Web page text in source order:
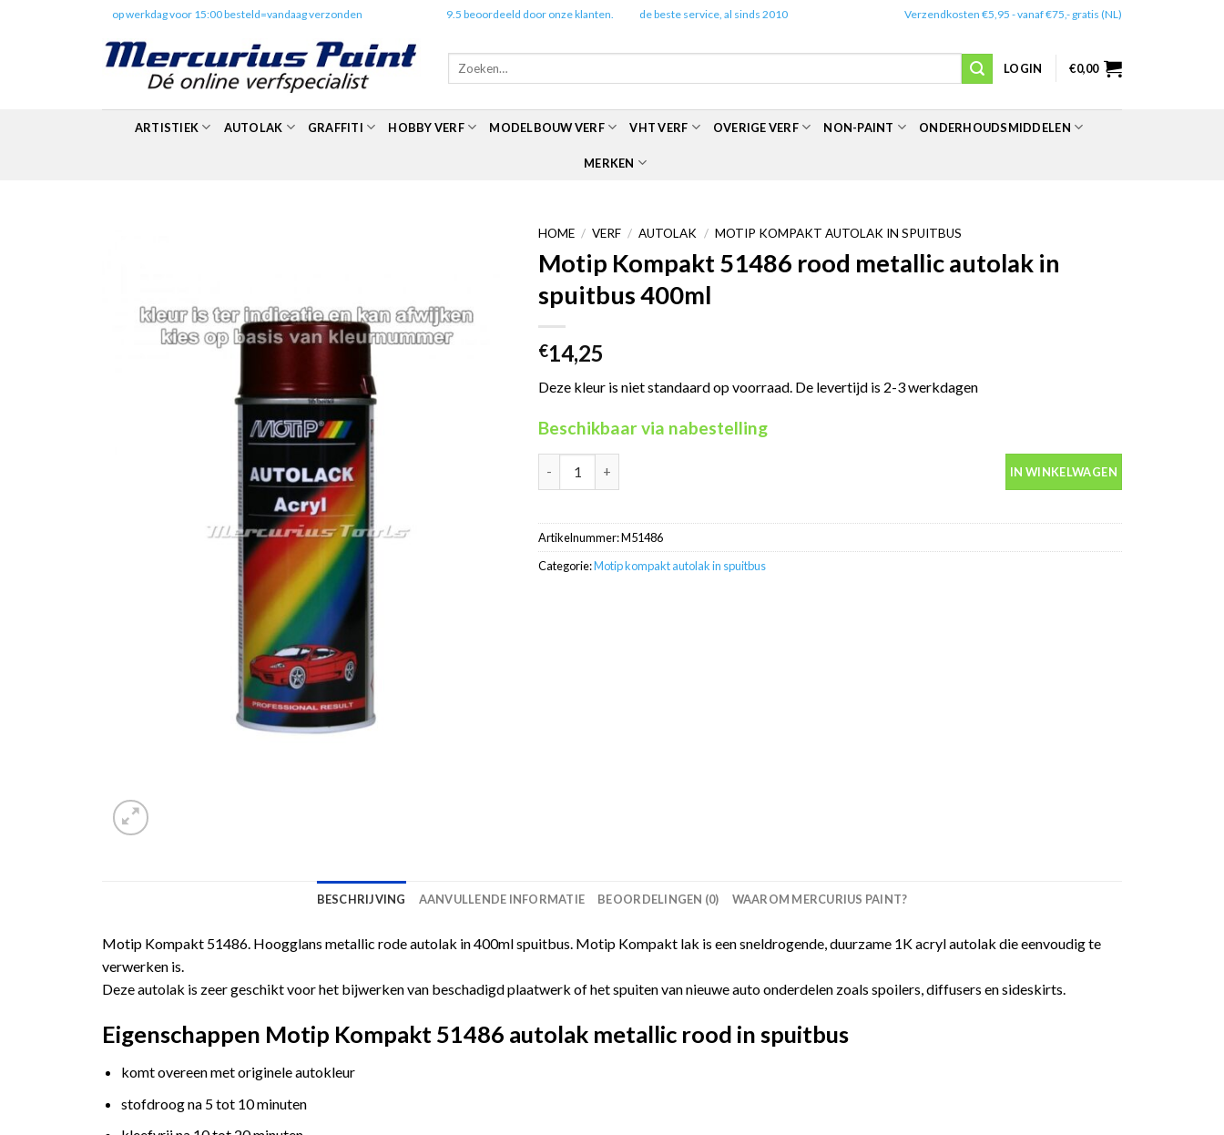
op werkdag voor 15:00 besteld=vandaag verzonden 9.5 beoordeeld door onze klanten. de beste service, al sinds 2010 Verzendkosten €5,95 - vanaf €75,- gratis (NL)
Zoeken
LOGIN €0,00
ARTISTIEK AUTOLAK GRAFFITI HOBBY VERF MODELBOUW VERF VHT VERF OVERIGE VERF NON-PAINT ONDERHOUDSMIDDELEN
MERKEN
HOME / VERF / AUTOLAK / MOTIP KOMPAKT AUTOLAK IN SPUITBUS
Motip Kompakt 51486 rood metallic autolak in
spuitbus 400ml
€14,25
Deze kleur is niet standaard op voorraad. De levertijd is 2-3 werkdagen
Beschikbaar via nabestelling
IN WINKELWAGEN
Artikelnummer:M51486
Categorie:Motip kompakt autolak in spuitbus
BESCHRIJVING AANVULLENDE INFORMATIE BEOORDELINGEN (0) WAAROM MERCURIUS PAINT?
Motip Kompakt 51486. Hoogglans metallic rode autolak in 400ml spuitbus. Motip Kompakt lak is een sneldrogende, duurzame 1K acryl autolak die eenvoudig te
verwerken is.
Deze autolak is zeer geschikt voor het bijwerken van beschadigd plaatwerk of het spuiten van nieuwe auto onderdelen zoals spoilers, diffusers en sideskirts.
Eigenschappen Motip Kompakt 51486 autolak metallic rood in spuitbus
komt overeen met originele autokleur
stofdroog na 5 tot 10 minuten